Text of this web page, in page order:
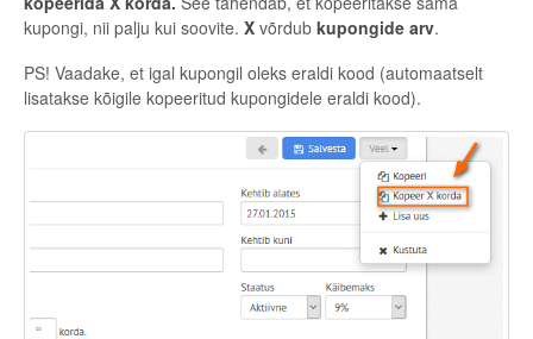
kupongi, nii palju kui soovite. X võrdub kupongide arv.
PS! Vaadake, et igal kupongil oleks eraldi kood (automaatselt
lisatakse kõigile kopeeritud kupongidele eraldi kood).